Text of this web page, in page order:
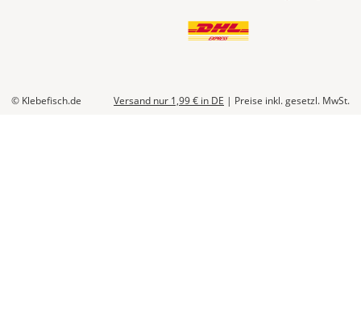
© Klebefisch.de Versand nur 1,99 € in DE | Preise inkl. gesetzl. MwSt.